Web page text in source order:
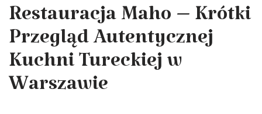
Restauracja Maho – Krótki
Przegląd Autentycznej
Kuchni Tureckiej w
Warszawie